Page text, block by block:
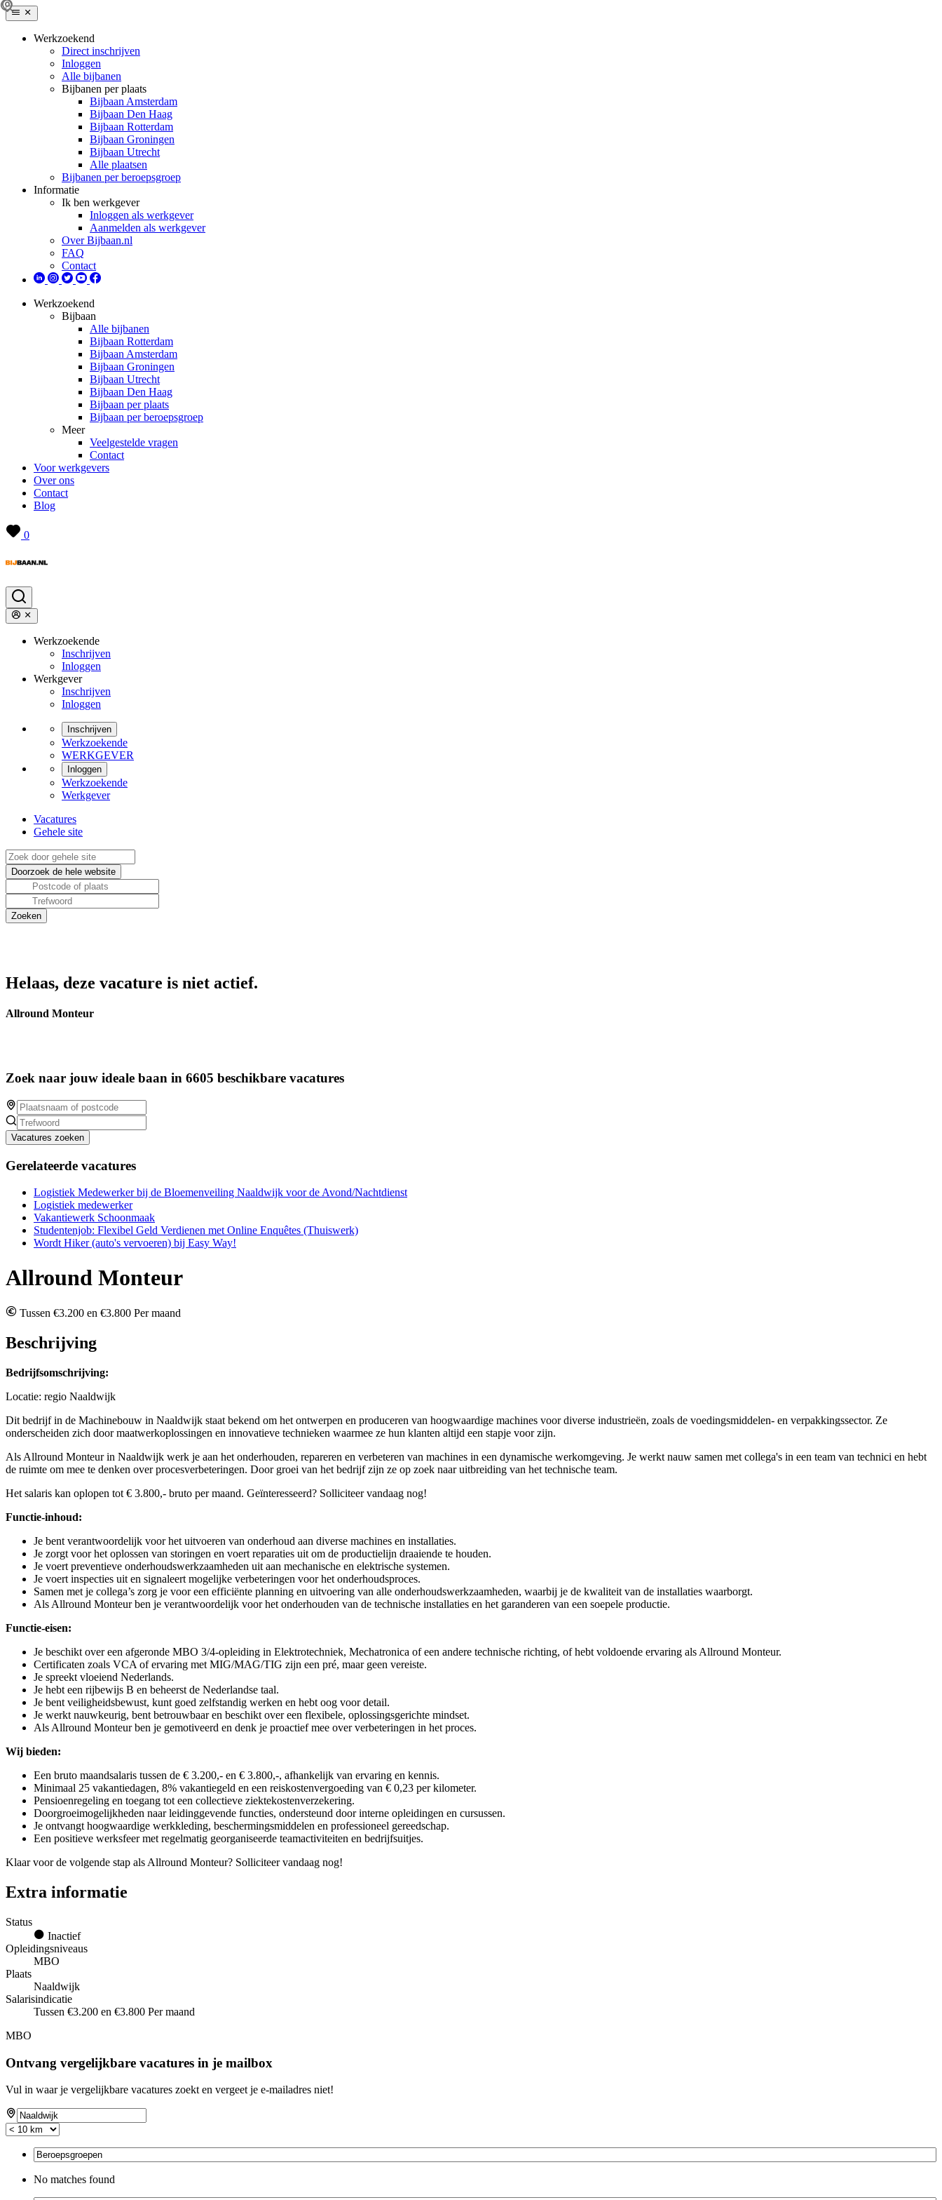
Werkzoekend
Direct inschrijven
Inloggen
Alle bijbanen
Bijbanen per plaats
Bijbaan Amsterdam
Bijbaan Den Haag
Bijbaan Rotterdam
Bijbaan Groningen
Bijbaan Utrecht
Alle plaatsen
Bijbanen per beroepsgroep
Informatie
Ik ben werkgever
Inloggen als werkgever
Aanmelden als werkgever
Over Bijbaan.nl
FAQ
Contact
Werkzoekend
Bijbaan
Alle bijbanen
Bijbaan Rotterdam
Bijbaan Amsterdam
Bijbaan Groningen
Bijbaan Utrecht
Bijbaan Den Haag
Bijbaan per plaats
Bijbaan per beroepsgroep
Meer
Veelgestelde vragen
Contact
Voor werkgevers
Over ons
Contact
Blog
0
Werkzoekende
Inschrijven
Inloggen
Werkgever
Inschrijven
Inloggen
Inschrijven
Werkzoekende
WERKGEVER
Inloggen
Werkzoekende
Werkgever
Vacatures
Gehele site
Helaas, deze vacature is niet actief.
Allround Monteur
Zoek naar jouw ideale baan in 6605 beschikbare vacatures
Vacatures zoeken
Gerelateerde vacatures
Logistiek Medewerker bij de Bloemenveiling Naaldwijk voor de Avond/Nachtdienst
Logistiek medewerker
Vakantiewerk Schoonmaak
Studentenjob: Flexibel Geld Verdienen met Online Enquêtes (Thuiswerk)
Wordt Hiker (auto's vervoeren) bij Easy Way!
Allround Monteur
Tussen €3.200 en €3.800 Per maand
Beschrijving
Bedrijfsomschrijving:
Locatie: regio Naaldwijk
Dit bedrijf in de Machinebouw in Naaldwijk staat bekend om het ontwerpen en produceren van hoogwaardige machines voor diverse industrieën, zoals de voedingsmiddelen- en verpakkingssector. Ze
onderscheiden zich door maatwerkoplossingen en innovatieve technieken waarmee ze hun klanten altijd een stapje voor zijn.
Als Allround Monteur in Naaldwijk werk je aan het onderhouden, repareren en verbeteren van machines in een dynamische werkomgeving. Je werkt nauw samen met collega's in een team van technici en hebt
de ruimte om mee te denken over procesverbeteringen. Door groei van het bedrijf zijn ze op zoek naar uitbreiding van het technische team.
Het salaris kan oplopen tot € 3.800,- bruto per maand. Geïnteresseerd? Solliciteer vandaag nog!
Functie-inhoud:
Je bent verantwoordelijk voor het uitvoeren van onderhoud aan diverse machines en installaties.
Je zorgt voor het oplossen van storingen en voert reparaties uit om de productielijn draaiende te houden.
Je voert preventieve onderhoudswerkzaamheden uit aan mechanische en elektrische systemen.
Je voert inspecties uit en signaleert mogelijke verbeteringen voor het onderhoudsproces.
Samen met je collega’s zorg je voor een efficiënte planning en uitvoering van alle onderhoudswerkzaamheden, waarbij je de kwaliteit van de installaties waarborgt.
Als Allround Monteur ben je verantwoordelijk voor het onderhouden van de technische installaties en het garanderen van een soepele productie.
Functie-eisen:
Je beschikt over een afgeronde MBO 3/4-opleiding in Elektrotechniek, Mechatronica of een andere technische richting, of hebt voldoende ervaring als Allround Monteur.
Certificaten zoals VCA of ervaring met MIG/MAG/TIG zijn een pré, maar geen vereiste.
Je spreekt vloeiend Nederlands.
Je hebt een rijbewijs B en beheerst de Nederlandse taal.
Je bent veiligheidsbewust, kunt goed zelfstandig werken en hebt oog voor detail.
Je werkt nauwkeurig, bent betrouwbaar en beschikt over een flexibele, oplossingsgerichte mindset.
Als Allround Monteur ben je gemotiveerd en denk je proactief mee over verbeteringen in het proces.
Wij bieden:
Een bruto maandsalaris tussen de € 3.200,- en € 3.800,-, afhankelijk van ervaring en kennis.
Minimaal 25 vakantiedagen, 8% vakantiegeld en een reiskostenvergoeding van € 0,23 per kilometer.
Pensioenregeling en toegang tot een collectieve ziektekostenverzekering.
Doorgroeimogelijkheden naar leidinggevende functies, ondersteund door interne opleidingen en cursussen.
Je ontvangt hoogwaardige werkkleding, beschermingsmiddelen en professioneel gereedschap.
Een positieve werksfeer met regelmatig georganiseerde teamactiviteiten en bedrijfsuitjes.
Klaar voor de volgende stap als Allround Monteur? Solliciteer vandaag nog!
Extra informatie
Status
Inactief
Opleidingsniveaus
MBO
Plaats
Naaldwijk
Salarisindicatie
Tussen €3.200 en €3.800 Per maand
MBO
Ontvang vergelijkbare vacatures in je mailbox
Vul in waar je vergelijkbare vacatures zoekt en vergeet je e-mailadres niet!
No matches found